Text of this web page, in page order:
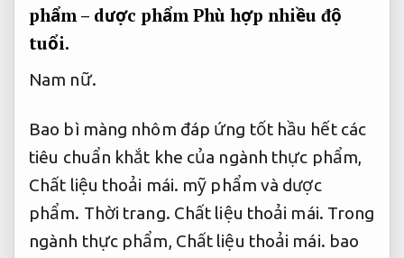
phẩm – dược phẩm Phù hợp nhiều độ
tuổi.
Nam nữ.
Bao bì màng nhôm đáp ứng tốt hầu hết các
tiêu chuẩn khắt khe của ngành thực phẩm,
Chất liệu thoải mái. mỹ phẩm và dược
phẩm. Thời trang. Chất liệu thoải mái. Trong
ngành thực phẩm, Chất liệu thoải mái. bao